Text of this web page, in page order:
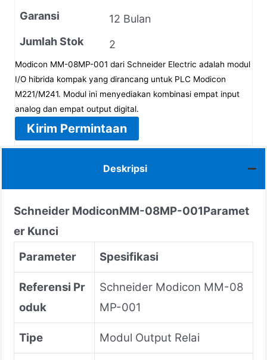
Garansi
12 Bulan
Jumlah Stok
2
Modicon MM-08MP-001 dari Schneider Electric adalah modul
I/O hibrida kompak yang dirancang untuk PLC Modicon
M221/M241. Modul ini menyediakan kombinasi empat input
analog dan empat output digital.
Kirim Permintaan
Deskripsi
Schneider ModiconMM-08MP-001Paramet
er Kunci
Parameter
Spesifikasi
Referensi Pr
oduk
Schneider Modicon MM-08
MP-001
Tipe Modul Output Relai